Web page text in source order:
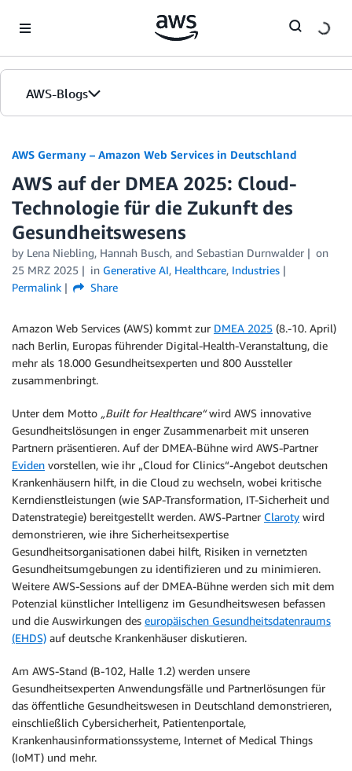
AWS-Blogs
Editionen
AWS Germany – Amazon Web Services in Deutschland
AWS auf der DMEA 2025: Cloud-
Technologie für die Zukunft des
Gesundheitswesens
by Lena Niebling, Hannah Busch, and Sebastian Durnwalder
on
25 MRZ 2025
in Generative AI, Healthcare, Industries
Permalink
Share
Amazon Web Services (AWS) kommt zur DMEA 2025 (8.-10. April)
nach Berlin, Europas führender Digital-Health-Veranstaltung, die
mehr als 18.000 Gesundheitsexperten und 800 Aussteller
zusammenbringt.
Unter dem Motto „Built for Healthcare“wird AWS innovative
Gesundheitslösungen in enger Zusammenarbeit mit unseren
Partnern präsentieren. Auf der DMEA-Bühne wird AWS-Partner
Eviden vorstellen, wie ihr „Cloud for Clinics“-Angebot deutschen
Krankenhäusern hilft, in die Cloud zu wechseln, wobei kritische
Kerndienstleistungen (wie SAP-Transformation, IT-Sicherheit und
Datenstrategie) bereitgestellt werden. AWS-Partner Claroty wird
demonstrieren, wie ihre Sicherheitsexpertise
Gesundheitsorganisationen dabei hilft, Risiken in vernetzten
Gesundheitsumgebungen zu identifizieren und zu minimieren.
Weitere AWS-Sessions auf der DMEA-Bühne werden sich mit dem
Potenzial künstlicher Intelligenz im Gesundheitswesen befassen
und die Auswirkungen des europäischen Gesundheitsdatenraums
(EHDS) auf deutsche Krankenhäuser diskutieren.
Am AWS-Stand (B-102, Halle 1.2) werden unsere
Gesundheitsexperten Anwendungsfälle und Partnerlösungen für
das öffentliche Gesundheitswesen in Deutschland demonstrieren,
einschließlich Cybersicherheit, Patientenportale,
Krankenhausinformationssysteme, Internet of Medical Things
(IoMT) und mehr.